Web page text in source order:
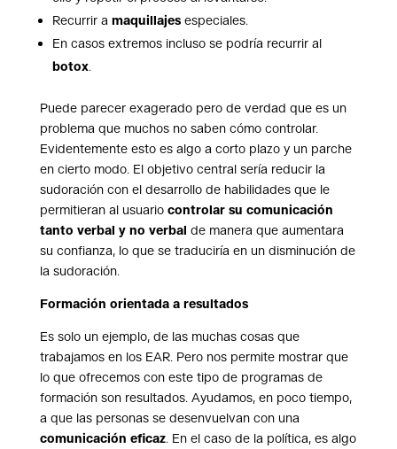
Recurrir a maquillajesespeciales.
En casos extremos incluso se podría recurrir al
botox.
Puede parecer exagerado pero de verdad que es un
problema que muchos no saben cómo controlar.
Evidentemente esto es algo a corto plazo y un parche
en cierto modo. El objetivo central sería reducir la
sudoración con el desarrollo de habilidades que le
permitieran al usuario controlar su comunicación
tanto verbal y no verbal de manera que aumentara
su confianza, lo que se traduciría en un disminución de
la sudoración.
Formación orientada a resultados
Es solo un ejemplo, de las muchas cosas que
trabajamos en los EAR. Pero nos permite mostrar que
lo que ofrecemos con este tipo de programas de
formación son resultados. Ayudamos, en poco tiempo,
a que las personas se desenvuelvan con una
comunicación eficaz. En el caso de la política, es algo